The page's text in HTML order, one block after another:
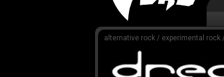
alternative rock / experimental